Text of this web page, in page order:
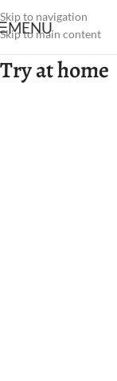
Skip to navigation
Skip to main content
MENU
Try at home